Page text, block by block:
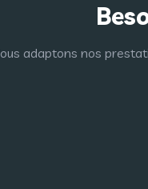
adaptons nos